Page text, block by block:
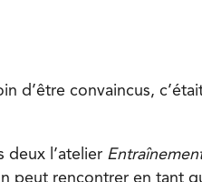
d’être convaincus,
deux l’atelier
peut rencontrer en tant